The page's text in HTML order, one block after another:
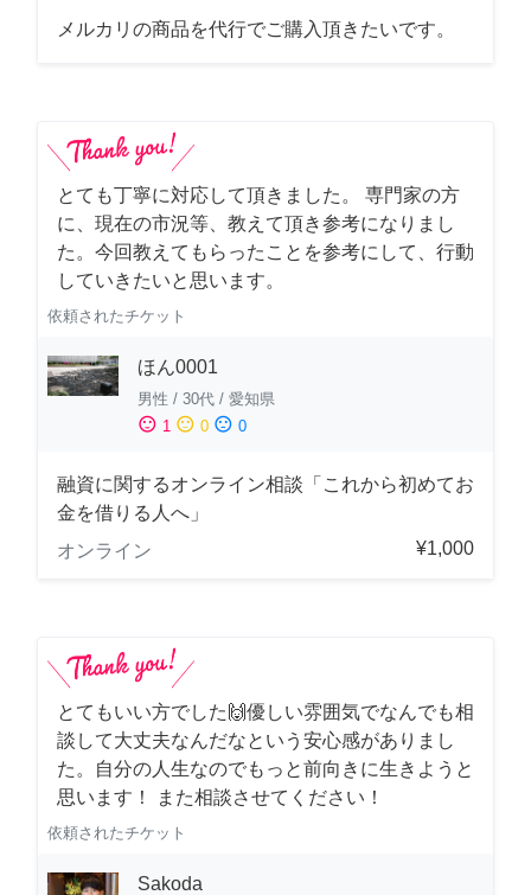
メルカリの商品を代行でご購入頂きたいです。
とても丁寧に対応して頂きました。 専門家の方
に、現在の市況等、教えて頂き参考になりまし
た。今回教えてもらったことを参考にして、行動
していきたいと思います。
依頼されたチケット
ほん0001
男性 / 30代 / 愛知県
sentiment_satisfied 1 sentiment_neutral 0 sentiment_dissatisfied 0
融資に関するオンライン相談「これから初めてお
金を借りる人へ」
オンライン
¥1,000
とてもいい方でした🙌優しい雰囲気でなんでも相
談して大丈夫なんだなという安心感がありまし
た。自分の人生なのでもっと前向きに生きようと
思います！ また相談させてください！
依頼されたチケット
Sakoda